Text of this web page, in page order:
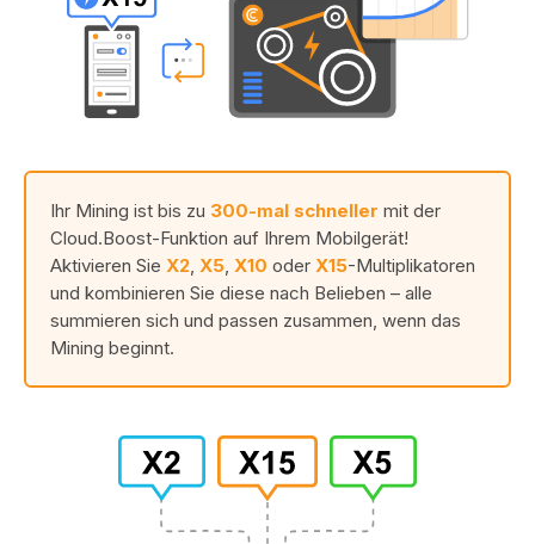
Ihr Mining ist bis zu 300-mal schneller mit der
Cloud.Boost-Funktion auf Ihrem Mobilgerät!
Aktivieren Sie X2 X5 X10 oder X15-Multiplikatoren
und kombinieren Sie diese nach Belieben – alle
summieren sich und passen zusammen, wenn das
Mining beginnt.